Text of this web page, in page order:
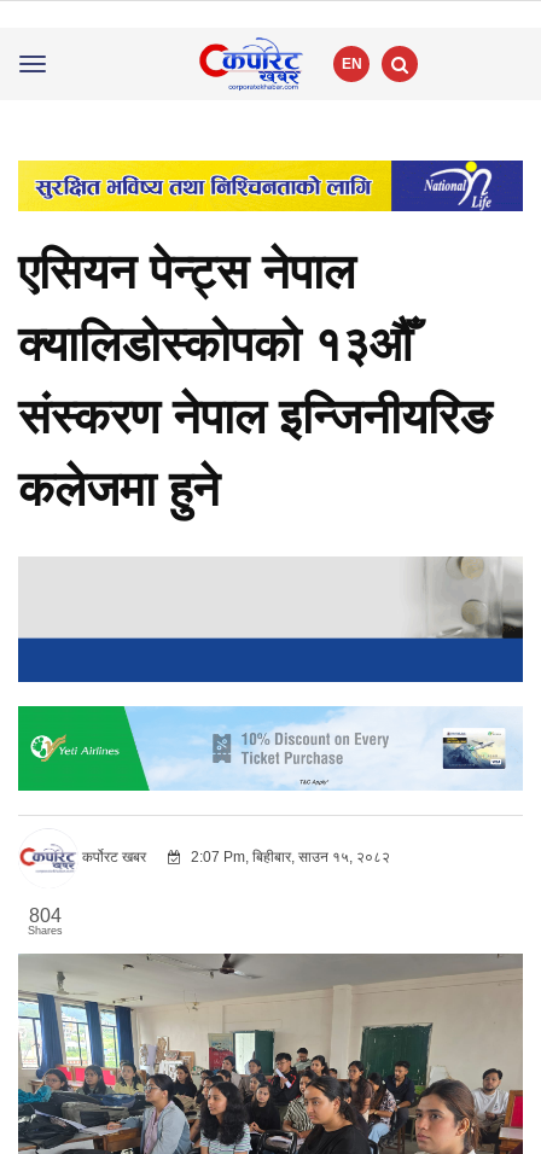
Toggle
EN
एसियन पेन्ट्स नेपाल
क्यालिडोस्कोपको १३औँ
संस्करण नेपाल इन्जिनीयरिङ
कलेजमा हुने
कर्पोरट खबर 2:07 Pm, बिहीबार, साउन १५, २०८२
804
Shares